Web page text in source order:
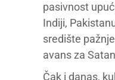
pasivnost
Indiji,
središte
avans za
Čak i danas,